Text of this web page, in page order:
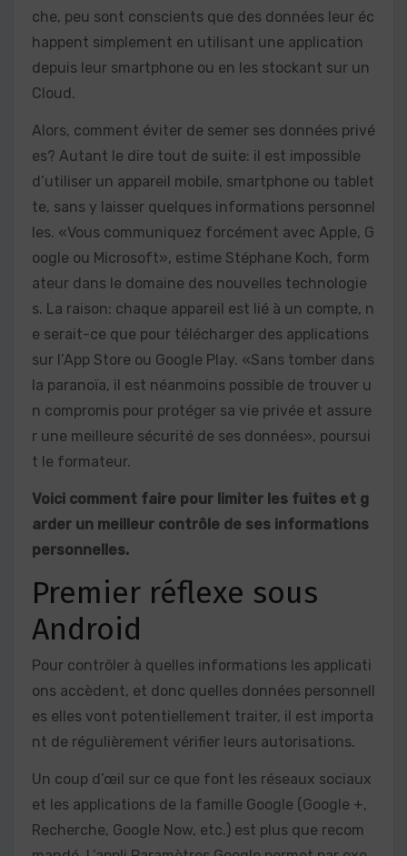
che, peu sont conscients que des données leur éc
happent simplement en utilisant une application
depuis leur smartphone ou en les stockant sur un
Cloud.
Alors, comment éviter de semer ses données privé
es? Autant le dire tout de suite: il est impossible
d’utiliser un appareil mobile, smartphone ou tablet
te, sans y laisser quelques informations personnel
les. «Vous communiquez forcément avec Apple, G
oogle ou Microsoft», estime Stéphane Koch, form
ateur dans le domaine des nouvelles technologie
s. La raison: chaque appareil est lié à un compte, n
e serait-ce que pour télécharger des applications
sur l’App Store ou Google Play. «Sans tomber dans
la paranoïa, il est néanmoins possible de trouver u
n compromis pour protéger sa vie privée et assure
r une meilleure sécurité de ses données», poursui
t le formateur.
Voici comment faire pour limiter les fuites et g
arder un meilleur contrôle de ses informations
personnelles.
Premier réflexe sous
Android
Pour contrôler à quelles informations les applicati
ons accèdent, et donc quelles données personnell
es elles vont potentiellement traiter, il est importa
nt de régulièrement vérifier leurs autorisations.
Un coup d’œil sur ce que font les réseaux sociaux
et les applications de la famille Google (Google +,
Recherche, Google Now, etc.) est plus que recom